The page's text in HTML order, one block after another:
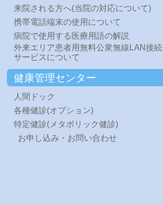
来院される方へ(当院の対応について)
携帯電話端末の使用について
病院で使用する医療用語の解説
外来エリア患者用無料公衆無線LAN接続
サービスについて
健康管理センター
人間ドック
各種健診(オプション)
特定健診(メタボリック健診)
お申し込み・お問い合わせ